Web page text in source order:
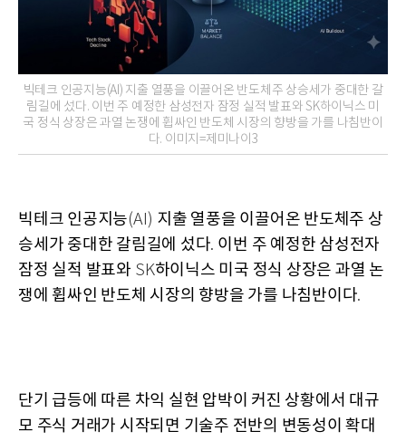
빅테크 인공지능(AI) 지출 열풍을 이끌어온 반도체주 상승세가 중대한 갈
림길에 섰다. 이번 주 예정한 삼성전자 잠정 실적 발표와 SK하이닉스 미
국 정식 상장은 과열 논쟁에 휩싸인 반도체 시장의 향방을 가를 나침반이
다. 이미지=제미나이3
빅테크 인공지능(AI) 지출 열풍을 이끌어온 반도체주 상
승세가 중대한 갈림길에 섰다. 이번 주 예정한 삼성전자
잠정 실적 발표와 SK하이닉스 미국 정식 상장은 과열 논
쟁에 휩싸인 반도체 시장의 향방을 가를 나침반이다.
단기 급등에 따른 차익 실현 압박이 커진 상황에서 대규
모 주식 거래가 시작되면 기술주 전반의 변동성이 확대